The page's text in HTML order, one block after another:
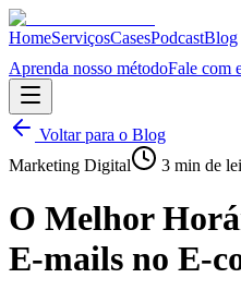
HomeServiçosCasesPodcastBlog
Aprenda nosso métodoFale com
Voltar para o Blog
Marketing Digital
3 min de
O Melhor
E-mails no E-